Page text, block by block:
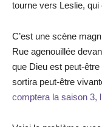
tourne vers Leslie, qui
C’est une scène
Rue agenouillée
que Dieu est peut-être
sortira peut-être
comptera la saison 3,